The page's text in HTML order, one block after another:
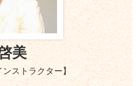
美
ンストラクター】